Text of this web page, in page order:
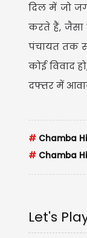
दिल में जो
करते हैं, जैसा
पंचायत तक
कोई विवाद
दफ्तर में
# Chamba
# Chamba
Let's